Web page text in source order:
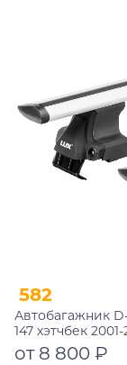
582
Автобагажник
147 хэтчбек
проем аэро-
от 8 800 ₽